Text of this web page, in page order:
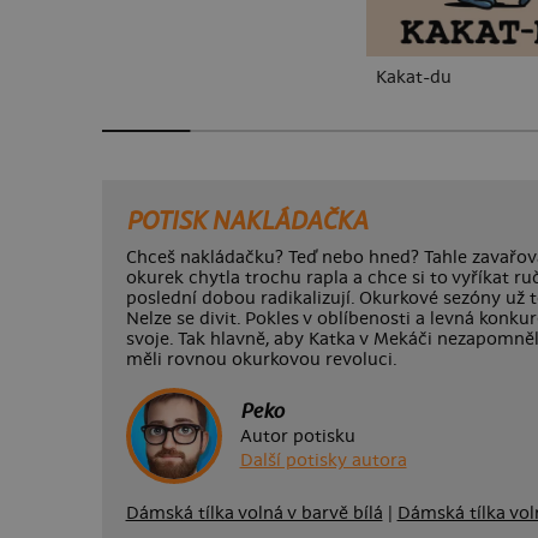
Kakat-du
POTISK NAKLÁDAČKA
Chceš nakládačku? Teď nebo hned? Tahle
okurek chytla trochu rapla a chce si to vyříkat
poslední dobou radikalizují. Okurkové sezóny už
Nelze se divit. Pokles v oblíbenosti a levná
svoje. Tak hlavně, aby Katka v Mekáči
měli rovnou okurkovou revoluci.
Peko
Autor potisku
Další potisky autora
Dámská tílka volná v barvě bílá Dámská tílka